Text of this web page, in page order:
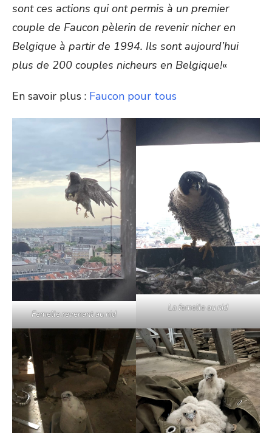
sont ces actions qui ont permis à un premier
couple de Faucon pèlerin de revenir nicher en
Belgique à partir de 1994. Ils sont aujourd’hui
plus de 200 couples nicheurs en Belgique!«
En savoir plus : Faucon pour tous
Femelle revenant au nid
La femelle au nid